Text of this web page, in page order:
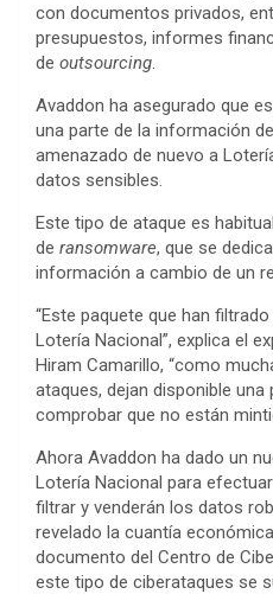
con documentos privados,
presupuestos, informes
de outsourcing.
Avaddon ha asegurado que
una parte de la información
amenazado de nuevo a
datos sensibles.
Este tipo de ataque es
de ransomware, que se
información a cambio de un
“Este paquete que han
Lotería Nacional”, explica el
Hiram Camarillo, “como
ataques, dejan disponible
comprobar que no están
Ahora Avaddon ha dado un
Lotería Nacional para
filtrar y venderán los datos
revelado la cuantía
documento del Centro de
este tipo de ciberataques se